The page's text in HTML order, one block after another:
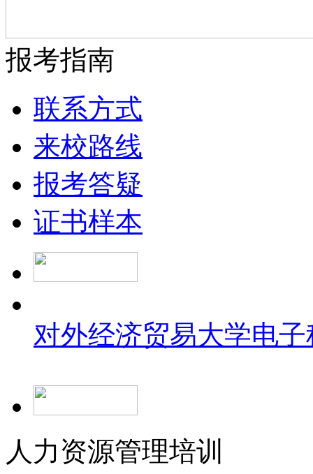
报考指南
联系方式
来校路线
报考答疑
证书样本
对外经济贸易大学电
人力资源管理培训